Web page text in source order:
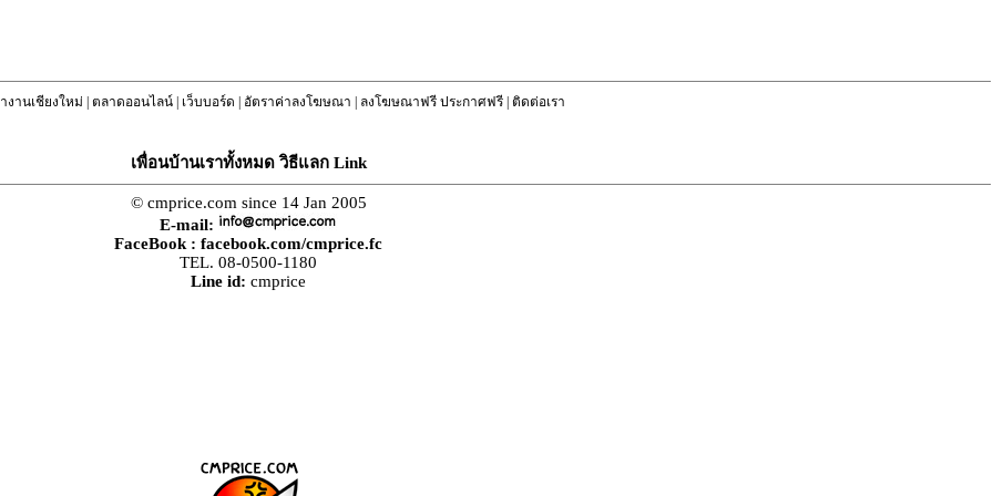
งานเชียงใหม่ | ตลาดออนไลน์| เว็บบอร์ด | อัตราค่าลงโฆษณา | ลงโฆษณาฟรี ประกาศฟรี| ติดต่อเรา
เพื่อนบ้านเราทั้งหมด วิธีแลก Link
© cmprice.com since 14 Jan 2005
E-mail:
FaceBook : facebook.com/cmprice.fc
TEL. 08-0500-1180
Line id: cmprice